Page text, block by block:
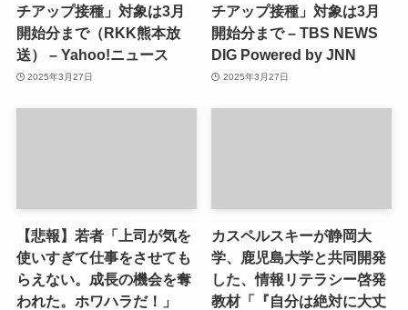
チアップ接種」対象は3月
開始分まで（RKK熊本放
送） – Yahoo!ニュース
2025年3月27日
チアップ接種」対象は3月
開始分まで – TBS NEWS
DIG Powered by JNN
2025年3月27日
【悲報】若者「上司が気を
使いすぎて仕事をさせても
らえない。成長の機会を奪
われた。ホワハラだ！」
カスペルスキーが静岡大
学、鹿児島大学と共同開発
した、情報リテラシー啓発
教材「『自分は絶対に大丈